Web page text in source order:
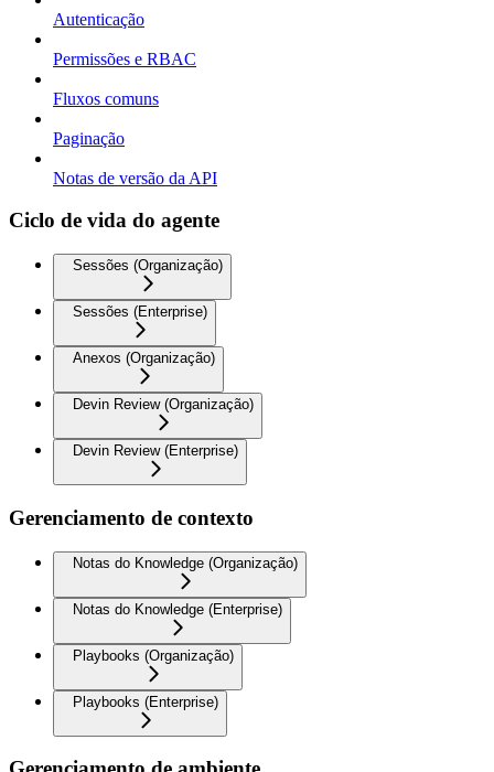
Autenticação
Permissões e RBAC
Fluxos comuns
Paginação
Notas de versão da API
Ciclo de vida do agente
Sessões (Organização)
Sessões (Enterprise)
Anexos (Organização)
Devin Review (Organização)
Devin Review (Enterprise)
Gerenciamento de contexto
Notas do Knowledge (Organização)
Notas do Knowledge (Enterprise)
Playbooks (Organização)
Playbooks (Enterprise)